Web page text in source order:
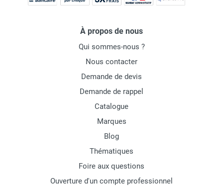
À propos de nous
Qui sommes-nous ?
Nous contacter
Demande de devis
Demande de rappel
Catalogue
Marques
Blog
Thématiques
Foire aux questions
Ouverture d'un compte professionnel